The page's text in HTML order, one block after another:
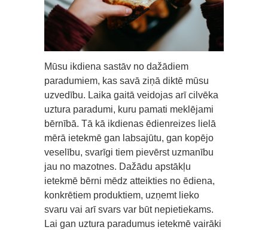
Mūsu ikdiena sastāv no dažādiem
paradumiem, kas savā ziņā diktē mūsu
uzvedību. Laika gaitā veidojas arī cilvēka
uztura paradumi, kuru pamati meklējami
bērnībā. Tā kā ikdienas ēdienreizes lielā
mērā ietekmē gan labsajūtu, gan kopējo
veselību, svarīgi tiem pievērst uzmanību
jau no mazotnes. Dažādu apstākļu
ietekmē bērni mēdz atteikties no ēdiena,
konkrētiem produktiem, uzņemt lieko
svaru vai arī svars var būt nepietiekams.
Lai gan uztura paradumus ietekmē vairāki